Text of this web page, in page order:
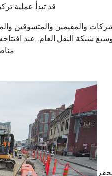
قد تبدأ عملية
والمقيمين والمتسوقين